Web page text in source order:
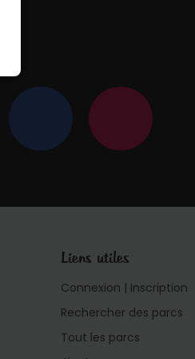
Liens utiles
Connexion | Inscription
Rechercher des parcs
Tout les parcs